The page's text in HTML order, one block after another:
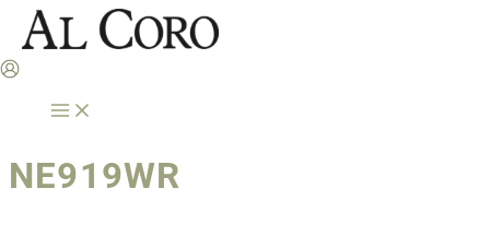
Zum
Inhalt
springen
NE919WR